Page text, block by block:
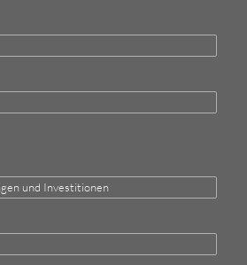
und Investitionen